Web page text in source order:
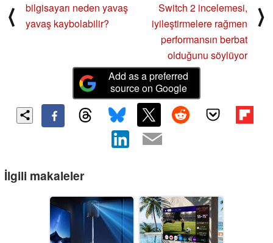
⟨
bilgisayarı neden yavaş
yavaş kaybolabilir?
Switch 2 incelemesi,
iyileştirmelere rağmen
performansın berbat
olduğunu söylüyor
⟩
Add as a preferred
source on Google
İlgili makaleler